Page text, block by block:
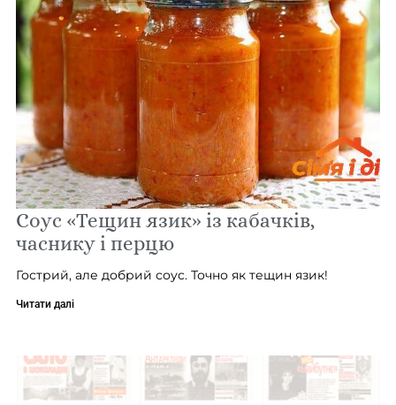
Соус «Тещин язик» із кабачків,
часнику і перцю
Гострий, але добрий соус. Точно як тещин язик!
Читати далі